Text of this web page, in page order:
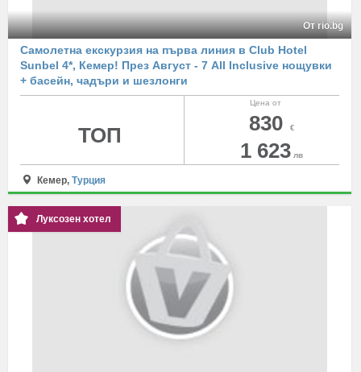
От rio.bg
Самолетна екскурзия на първа линия в Club Hotel
Sunbel 4*, Кемер! През Август - 7 All Inclusive нощувки
+ басейн, чадъри и шезлонги
Цена от
830 €
1 623 лв
ТОП
Кемер,Турция
Луксозен хотел